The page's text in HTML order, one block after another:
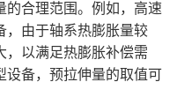
的合理范围。例如，高速
，由于轴系热膨胀量较
，以满足热膨胀补偿需
设备，预拉伸量的取值可